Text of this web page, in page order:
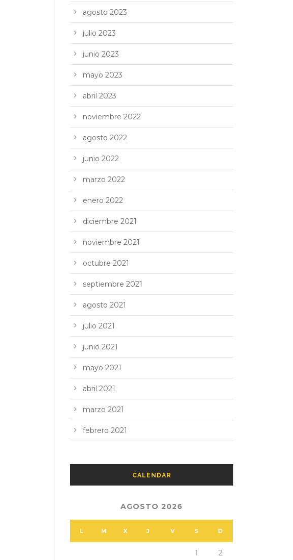
agosto 2023
julio 2023
junio 2023
mayo 2023
abril 2023
noviembre 2022
agosto 2022
junio 2022
marzo 2022
enero 2022
diciembre 2021
noviembre 2021
octubre 2021
septiembre 2021
agosto 2021
julio 2021
junio 2021
mayo 2021
abril 2021
marzo 2021
febrero 2021
CALENDAR
AGOSTO 2026
L M X J V S D
1 2